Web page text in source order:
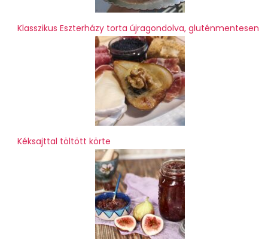
Klasszikus Eszterházy torta újragondolva, gluténmentesen
Kéksajttal töltött körte